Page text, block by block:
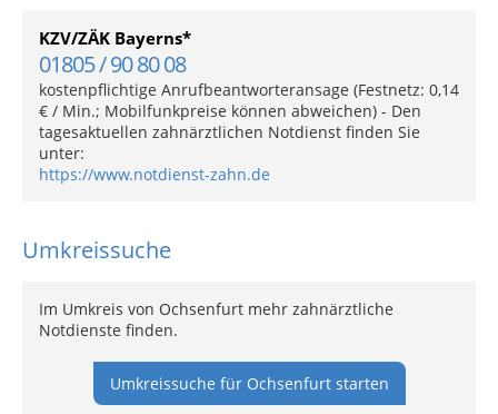
KZV/ZÄK Bayerns*
01805 / 90 80 08
kostenpflichtige Anrufbeantworteransage (Festnetz: 0,14
€ / Min.; Mobilfunkpreise können abweichen) - Den
tagesaktuellen zahnärztlichen Notdienst finden Sie
unter:
https://www.notdienst-zahn.de
Umkreissuche
Im Umkreis von Ochsenfurt mehr zahnärztliche
Notdienste finden.
Umkreissuche für Ochsenfurt starten